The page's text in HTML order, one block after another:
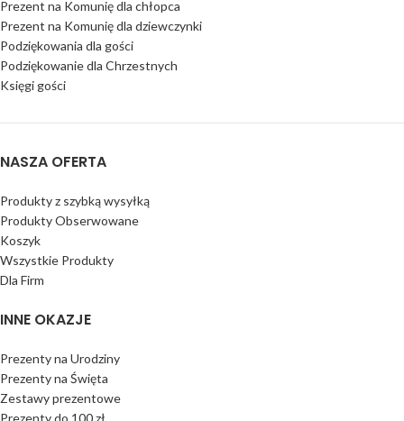
Prezent na Komunię dla chłopca
Prezent na Komunię dla dziewczynki
Podziękowania dla gości
Podziękowanie dla Chrzestnych
Księgi gości
NASZA OFERTA
Produkty z szybką wysyłką
Produkty Obserwowane
Koszyk
Wszystkie Produkty
Dla Firm
INNE OKAZJE
Prezenty na Urodziny
Prezenty na Święta
Zestawy prezentowe
Prezenty do 100 zł